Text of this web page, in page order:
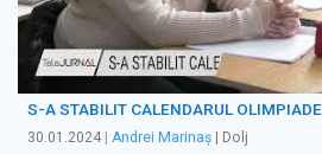
S-A STABILIT CALENDARUL
30.01.2024 | Andrei Marinaș | Dolj